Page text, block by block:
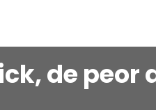
de peor